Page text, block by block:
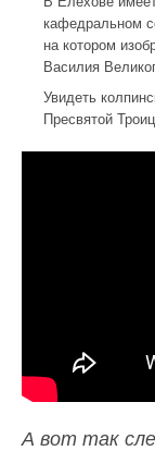
кафедральном
на котором
Василия
Увидеть
Пресвятой
А вот так